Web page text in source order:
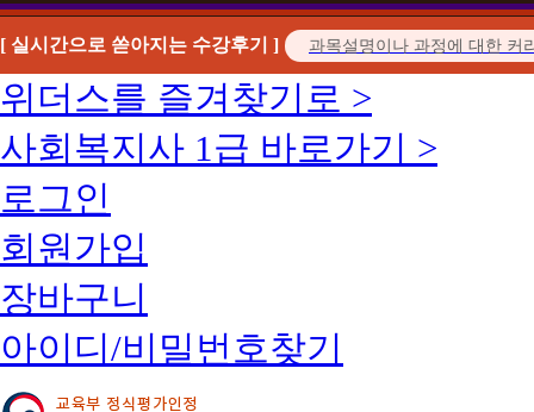
[ 실시간으로 쏟아지는 수강후기 ]
위더스를 즐겨찾기로 >
사회복지사 1급 바로가기 >
로그인
회원가입
장바구니
아이디/비밀번호찾기